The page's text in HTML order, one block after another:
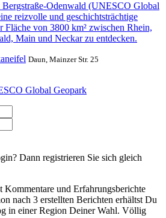
Odenwald (UNESCO Global
reizvolle und geschichtsträchtige
Fläche von 3800 km² zwischen Rhein,
Main und Neckar zu entdecken.
Daun, Mainzer Str. 25
Global Geopark
Dann registrieren Sie sich gleich
Kommentare und Erfahrungsberichte
nach 3 erstellten Berichten erhältst Du
in einer Region Deiner Wahl. Völlig